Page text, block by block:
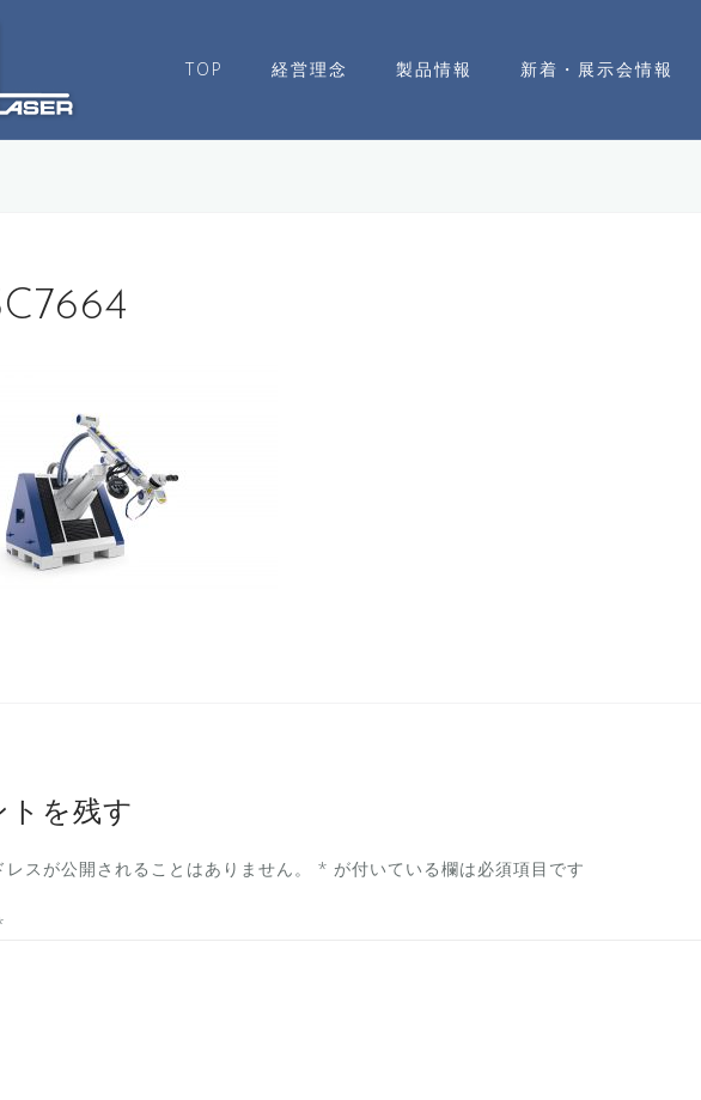
TOP 経営理念 製品情報 新着・展示会情報
トを残す
レスが公開されることはありません。 * が付いている欄は必須項目です